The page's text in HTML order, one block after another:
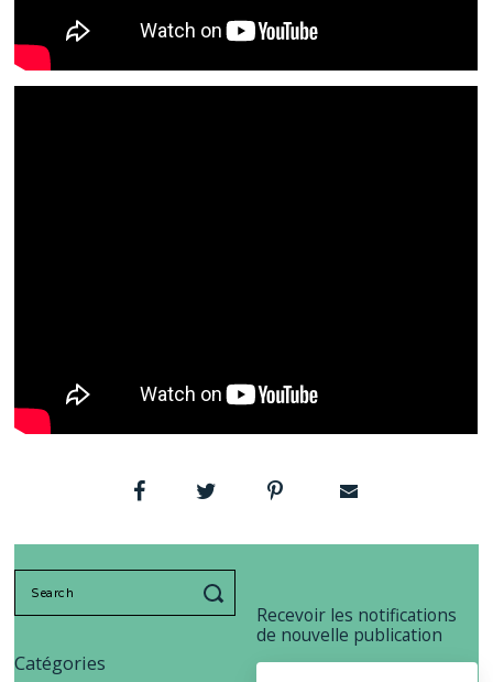
Recevoir les notifications
de nouvelle publication
Catégories